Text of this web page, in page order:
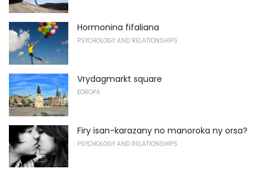
Hormonina fifaliana
PSYCHOLOGY AND RELATIONSHIPS
Vrydagmarkt square
EOROPA
Firy isan-karazany no manoroka ny orsa?
PSYCHOLOGY AND RELATIONSHIPS